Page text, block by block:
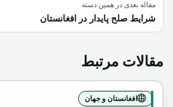
مقاله بعدی در همین دسته
شرایط صلح پایدار در افغانستان
مقالات مرتبط
افغانستان و جهان